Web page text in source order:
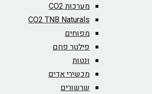
מערכות CO2
CO2 TNB Naturals
מפוחים
פילטר פחם
ונטות
מכשירי אדים
שרשורים